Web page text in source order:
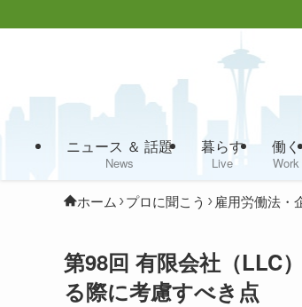
ニュース ＆ 話題
News
暮らす
Live
働く
Work
ホーム プロに聞こう 雇用労働法・
第98回 有限会社（LLC
る際に考慮すべき点